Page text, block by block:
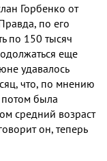
Горбенко от
по его
по 150 тысяч
еще
удавалось
что, по мнению
потом была
средний возраст
он, теперь